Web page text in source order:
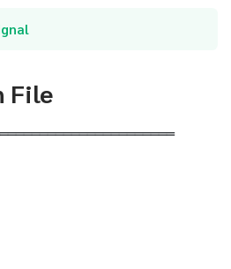
File